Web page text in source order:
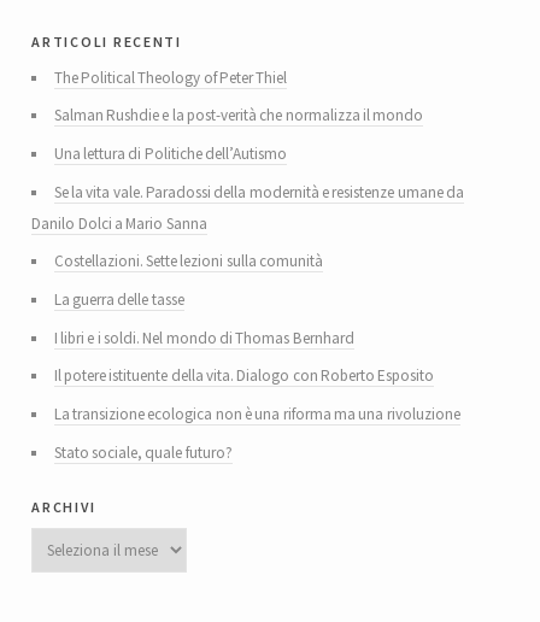
articoli recenti
The Political Theology of Peter Thiel
Salman Rushdie e la post-verità che normalizza il mondo
Una lettura di Politiche dell’Autismo
Se la vita vale. Paradossi della modernità e resistenze umane da
Danilo Dolci a Mario Sanna
Costellazioni. Sette lezioni sulla comunità
La guerra delle tasse
I libri e i soldi. Nel mondo di Thomas Bernhard
Il potere istituente della vita. Dialogo con Roberto Esposito
La transizione ecologica non è una riforma ma una rivoluzione
Stato sociale, quale futuro?
archivi
Archivi